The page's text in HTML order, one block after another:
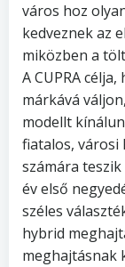
város hoz
kedveznek az
miközben a
A CUPRA
márkává
modellt
fiatalos, városi
számára
év első
széles
hybrid
meghajtásnak